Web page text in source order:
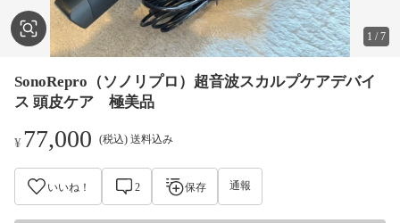
1 /7
SonoRepro（ソノリプロ）超音波スカルプケアデバイ
ス 頭皮ケア 極美品
¥77,000 (税込) 送料込み
いいね！ 2 保存 通報